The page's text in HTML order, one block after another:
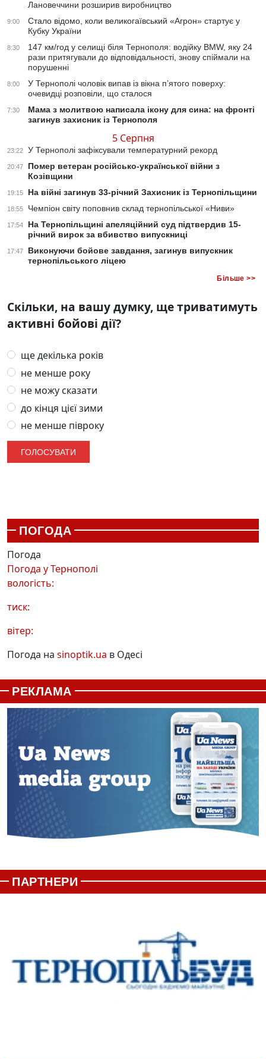
Лановеччини розширив виробництво
9:00
Стало відомо, коли великогаївський «Агрон» стартує у
Кубку України
8:30
147 км/год у селищі біля Тернополя: водійку BMW, яку 24
рази притягували до відповідальності, знову спіймали на
порушенні
8:00
У Тернополі чоловік випав із вікна п’ятого поверху:
очевидці розповіли, що сталося
7:30
Мама з молитвою написала ікону для сина: на фронті
загинув захисник із Тернополя
5 Серпня
23:22 У Тернополі зафіксували температурний рекорд
20:47
Помер ветеран російсько-української війни з
Козівщини
19:15 На війні загинув 33-річний Захисник із Тернопільщини
18:55 Чемпіон світу поповнив склад тернопільської «Ниви»
17:54
На Тернопільщині апеляційний суд підтвердив 15-
річний вирок за вбивство випускниці
17:47
Виконуючи бойове завдання, загинув випускник
тернопільського ліцею
Більше >>
Скільки, на вашу думку, ще триватимуть
активні бойові дії?
ще декілька років
не менше року
не можу сказати
до кінця цієї зими
не менше півроку
ПОГОДА
Погода
Погода уТернополі
вологість:
тиск:
вітер:
Погода на sinoptik.ua в Одесі
РЕКЛАМА
ПАРТНЕРИ